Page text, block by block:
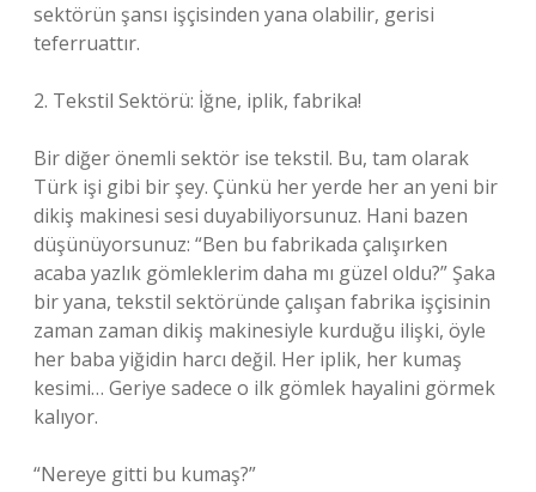
sektörün şansı işçisinden yana olabilir, gerisi
teferruattır.
2. Tekstil Sektörü: İğne, iplik, fabrika!
Bir diğer önemli sektör ise tekstil. Bu, tam olarak
Türk işi gibi bir şey. Çünkü her yerde her an yeni bir
dikiş makinesi sesi duyabiliyorsunuz. Hani bazen
düşünüyorsunuz: “Ben bu fabrikada çalışırken
acaba yazlık gömleklerim daha mı güzel oldu?” Şaka
bir yana, tekstil sektöründe çalışan fabrika işçisinin
zaman zaman dikiş makinesiyle kurduğu ilişki, öyle
her baba yiğidin harcı değil. Her iplik, her kumaş
kesimi… Geriye sadece o ilk gömlek hayalini görmek
kalıyor.
“Nereye gitti bu kumaş?”